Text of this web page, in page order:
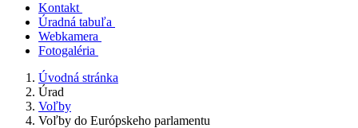
Kontakt
Úradná tabuľa
Webkamera
Fotogaléria
Úvodná stránka
Úrad
Voľby
Voľby do Európskeho parlamentu